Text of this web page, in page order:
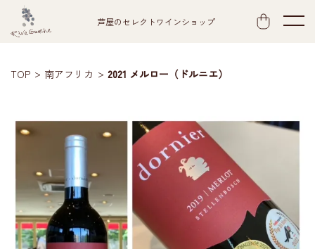
芦屋のセレクトワインショップ
TOP 南アフリカ 2021 メルロー（ドルニエ）